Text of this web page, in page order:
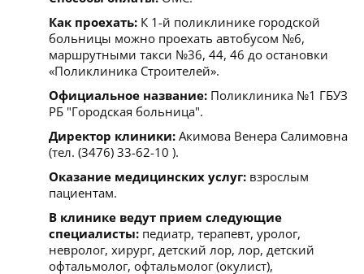
Как проехать: К 1-й поликлинике городской
больницы можно проехать автобусом №6,
маршрутными такси №36, 44, 46 до остановки
«Поликлиника Строителей».
Официальное название: Поликлиника №1 ГБУЗ
РБ "Городская больница".
Директор клиники: Акимова Венера Салимовна
(тел. (3476) 33-62-10 ).
Оказание медицинских услуг: взрослым
пациентам.
В клинике ведут прием следующие
специалисты: педиатр, терапевт, уролог,
невролог, хирург, детский лор, лор, детский
офтальмолог, офтальмолог (окулист),